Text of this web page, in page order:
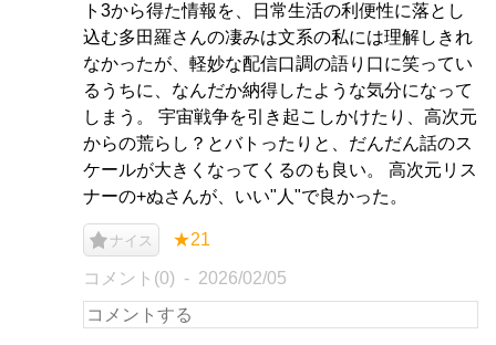
ト3から得た情報を、日常生活の利便性に落とし
込む多田羅さんの凄みは文系の私には理解しきれ
なかったが、軽妙な配信口調の語り口に笑ってい
るうちに、なんだか納得したような気分になって
しまう。 宇宙戦争を引き起こしかけたり、高次元
からの荒らし？とバトったりと、だんだん話のス
ケールが大きくなってくるのも良い。 高次元リス
ナーの+ぬさんが、いい"人"で良かった。
ナイス ★21
コメント(0) 2026/02/05